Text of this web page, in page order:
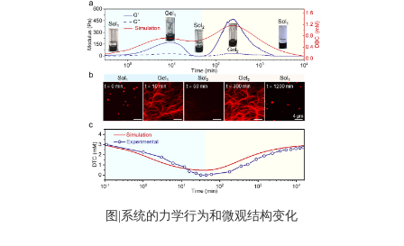
图 |系统的力学行为和微观结构变化